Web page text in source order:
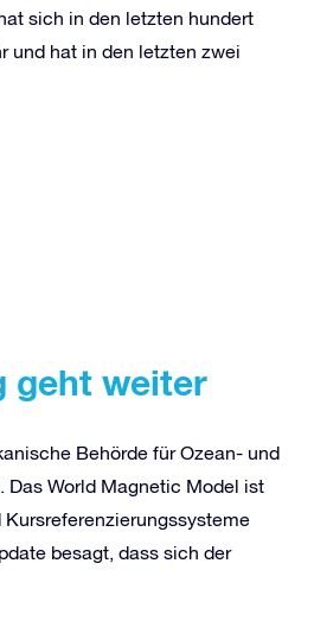
sich in den letzten hundert
und hat in den letzten zwei
geht weiter
Behörde für Ozean- und
Das World Magnetic Model ist
besagt, dass sich der